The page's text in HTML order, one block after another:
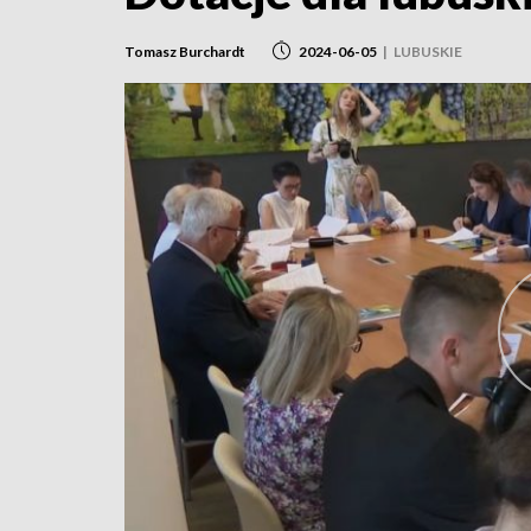
Tomasz Burchardt 2024-06-05 | LUBUSKIE